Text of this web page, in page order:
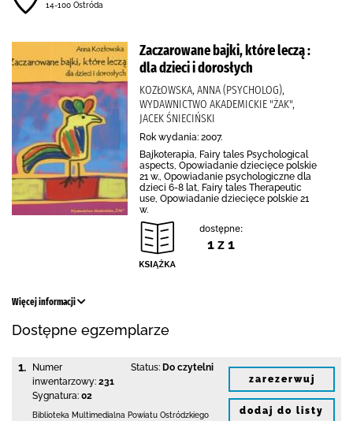
14-100 Ostróda
Zaczarowane bajki, które leczą :
dla dzieci i dorosłych
KOZŁOWSKA, ANNA (PSYCHOLOG),
WYDAWNICTWO AKADEMICKIE "ŻAK",
JACEK ŚNIECIŃSKI
Rok wydania: 2007.
Bajkoterapia, Fairy tales Psychological
aspects, Opowiadanie dziecięce polskie
21 w., Opowiadanie psychologiczne dla
dzieci 6-8 lat, Fairy tales Therapeutic
use, Opowiadanie dziecięce polskie 21
w.
dostępne:
1 z 1
Więcej informacji
Dostępne egzemplarze
1.
Numer
inwentarzowy: 231
Sygnatura: 02
Status: Do czytelni
Biblioteka Multimedialna Powiatu Ostródzkiego
zarezerwuj
dodaj do listy